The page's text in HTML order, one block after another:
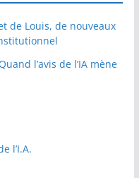
de Louis, de nouveaux
l’avis de l’IA mène
l’I.A.